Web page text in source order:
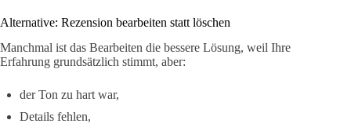
Alternative: Rezension bearbeiten statt löschen
Manchmal ist das Bearbeiten die bessere Lösung, weil Ihre
Erfahrung grundsätzlich stimmt, aber:
der Ton zu hart war,
Details fehlen,